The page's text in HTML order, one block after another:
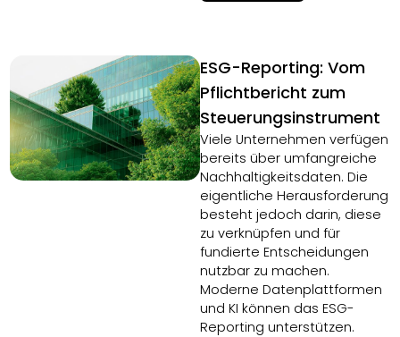
ESG-Reporting: Vom
Pflichtbericht zum
Steuerungsinstrument
Viele Unternehmen verfügen
bereits über umfangreiche
Nachhaltigkeitsdaten. Die
eigentliche Herausforderung
besteht jedoch darin, diese
zu verknüpfen und für
fundierte Entscheidungen
nutzbar zu machen.
Moderne Datenplattformen
und KI können das ESG-
Reporting unterstützen.